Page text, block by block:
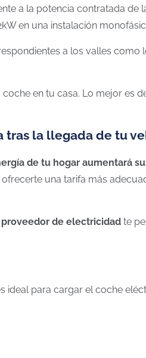
a la potencia contratada de
en una instalación
a los valles como
en tu casa. Lo mejor es
tras la llegada de tu
de tu hogar aumentará
una tarifa más
de electricidad te
ideal para cargar el coche